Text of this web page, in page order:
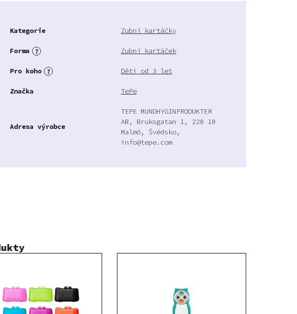
Kategorie Zubní kartáčky
?
Forma Zubní kartáček
?
Pro koho Děti od 3 let
Značka TePe
Adresa výrobce
TEPE MUNDHYGINPRODUKTER
AB, Bruksgatan 1, 220 10
Malmö, Švédsko,
info@tepe.com